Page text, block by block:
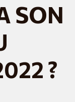
SON
?